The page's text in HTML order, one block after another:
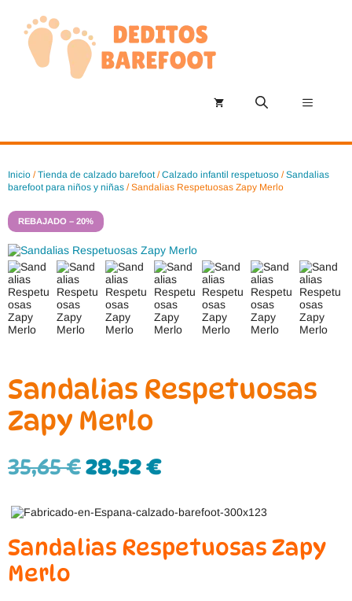
contenido
Menú
Inicio /Tienda de calzado barefoot/Calzado infantil respetuoso /Sandalias
barefoot para niños y niñas / Sandalias Respetuosas Zapy Merlo
REBAJADO – 20%
Sandalias Respetuosas
Zapy Merlo
35,65€28,52€
Sandalias Respetuosas Zapy
Merlo